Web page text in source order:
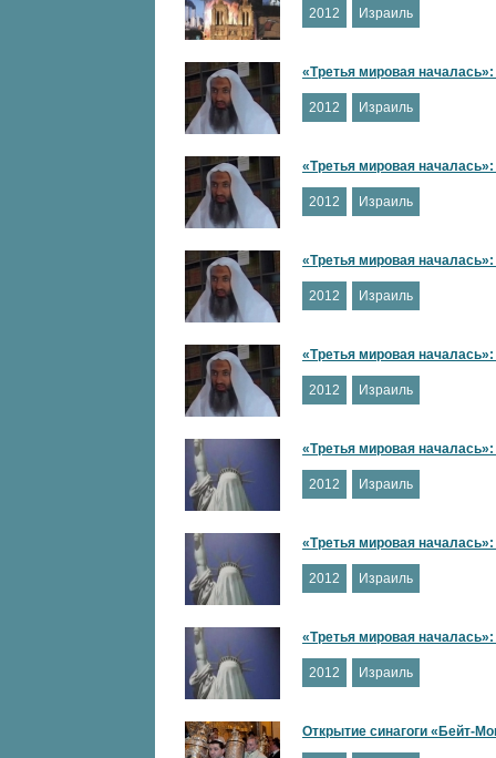
2012 Израиль
«Третья мировая
2012 Израиль
«Третья мировая
2012 Израиль
«Третья мировая
2012 Израиль
«Третья мировая
2012 Израиль
«Третья мировая
2012 Израиль
«Третья мировая
2012 Израиль
«Третья мировая
2012 Израиль
Открытие синагоги «Бейт-